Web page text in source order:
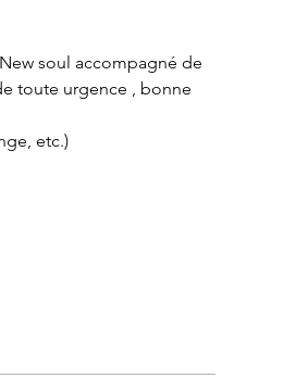
soul accompagné de
toute urgence , bonne
etc.)